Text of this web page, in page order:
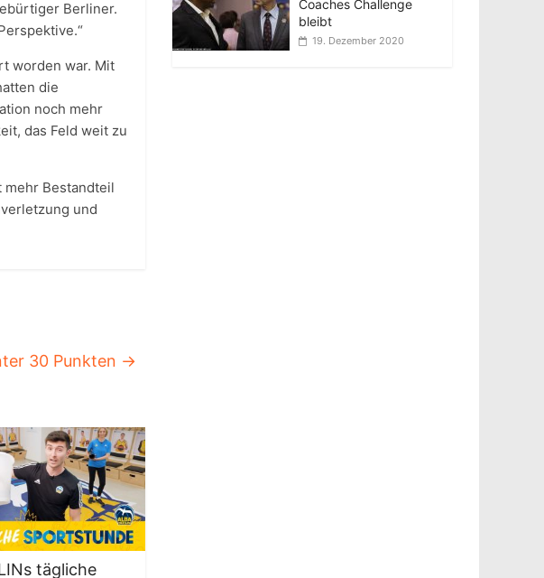
Berliner.
worden war. Mit
die
noch mehr
das Feld weit zu
mehr Bestandteil
und
30 Punkten →
tägliche
Coaches Challenge
bleibt
19. Dezember 2020